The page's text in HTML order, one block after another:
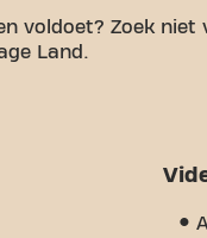
voldoet? Zoek niet
Land.
te hebben om
en is 24/7
nog lid en